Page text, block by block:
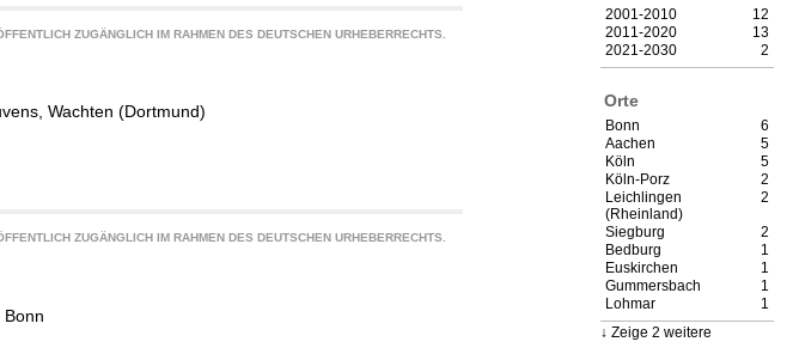
12
2001-2010
13
2011-2020
2
2021-2030
Orte
6
Bonn
5
Aachen
5
Köln
2
Köln-Porz
2
Leichlingen
(Rheinland)
2
Siegburg
1
Bedburg
1
Euskirchen
1
Gummersbach
1
Lohmar
Zeige 2 weitere
ZUGÄNGLICH IM RAHMEN DES DEUTSCHEN URHEBERRECHTS.
Wachten (Dortmund)
ZUGÄNGLICH IM RAHMEN DES DEUTSCHEN URHEBERRECHTS.